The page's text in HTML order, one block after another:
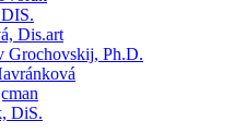
Dis.art
Grochovskij, Ph.D.
DiS.